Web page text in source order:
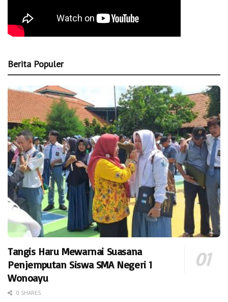
Berita Populer
Tangis Haru Mewarnai Suasana
Penjemputan Siswa SMA Negeri 1
Wonoayu
0 SHARES